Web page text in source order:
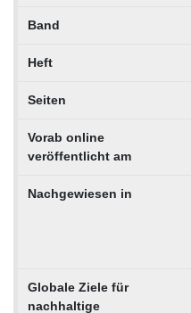
Band
Heft
Seiten
Vorab online
veröffentlicht am
Nachgewiesen in
Globale Ziele für
nachhaltige